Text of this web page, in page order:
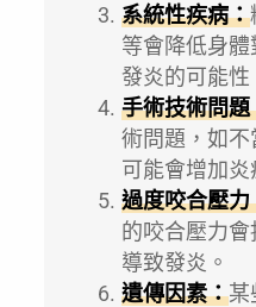
系統性疾病：
等會降低身
發炎的可能性
手術技術問題
術問題，如不
可能會增加炎
過度咬合壓力
的咬合壓力會
導致發炎。
遺傳因素：某